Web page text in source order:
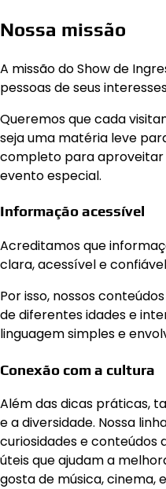
Nossa missão
A missão do Show de
pessoas de seus
Queremos que cada
seja uma matéria leve
completo para
evento especial.
Informação acessível
Acreditamos que
clara, acessível e
Por isso, nossos
de diferentes idades e
linguagem simples e
Conexão com a cultura
Além das dicas práticas,
e a diversidade. Nossa
curiosidades e conteúdos
úteis que ajudam a
gosta de música, cinema,